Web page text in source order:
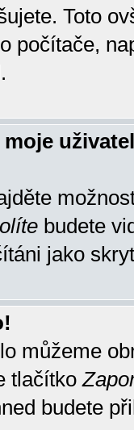
Toto
počítače,
budete
jako
můžeme
tlačítko
budete